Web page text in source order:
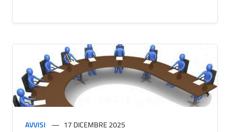
AVVISI 17 DICEMBRE 2025